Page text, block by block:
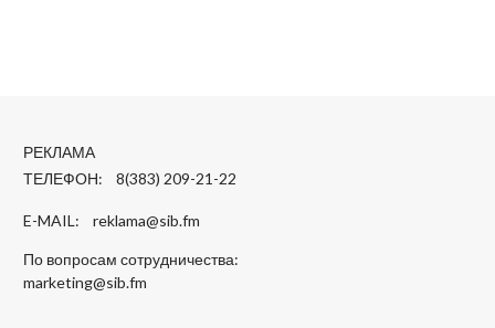
РЕКЛАМА
ТЕЛЕФОН: 8(383) 209-21-22
E-MAIL: reklama@sib.fm
По вопросам сотрудничества:
marketing@sib.fm